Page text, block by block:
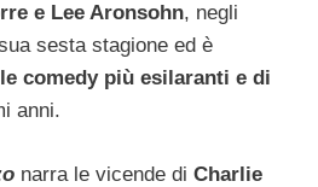
e Lee Aronsohn, negli
sesta stagione ed è
comedy più esilaranti e di
anni.
narra le vicende di Charlie